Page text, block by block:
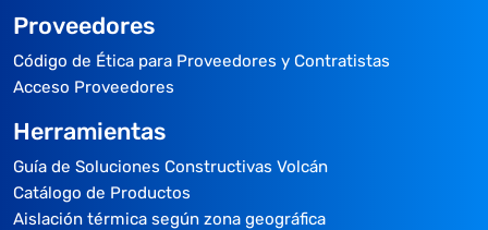
Proveedores
Código de Ética para Proveedores y Contratistas
Acceso Proveedores
Herramientas
Guía de Soluciones Constructivas Volcán
Catálogo de Productos
Aislación térmica según zona geográfica